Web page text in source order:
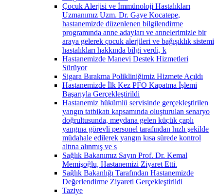
Çocuk Alerjisi ve İmmünoloji Hastalıkları
Uzmanımız Uzm. Dr. Gaye Kocatepe,
hastanemizde düzenlenen bilgilendirme
programında anne adayları ve annelerimizle bir
araya gelerek çocuk alerjileri ve bağışıklık sistemi
hastalıkları hakkında bilgi verdi, k
Hastanemizde Manevi Destek Hizmetleri
Sürüyor
Sigara Bırakma Polikliniğimiz Hizmete Açıldı
Hastanemizde İlk Kez PFO Kapatma İşlemi
Başarıyla Gerçekleştirildi
Hastanemiz hükümlü servisinde gerçekleştirilen
yangın tatbikatı kapsamında oluşturulan senaryo
doğrultusunda, meydana gelen küçük çaplı
yangına görevli personel tarafından hızlı şekilde
müdahale edilerek yangın kısa sürede kontrol
altına alınmış ve s
Sağlık Bakanımız Sayın Prof. Dr. Kemal
Memişoğlu, Hastanemizi Ziyaret Etti.
Sağlık Bakanlığı Tarafından Hastanemizde
Değerlendirme Ziyareti Gerçekleştirildi
Taziye